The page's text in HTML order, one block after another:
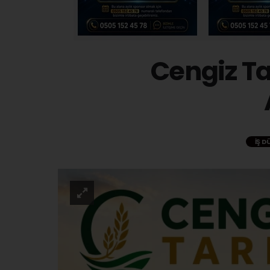
Cengiz
İŞ